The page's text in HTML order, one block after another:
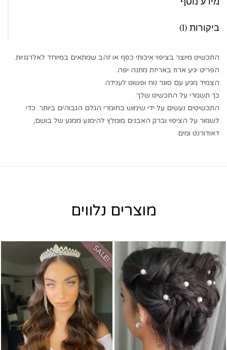
ביקורות (1)
התכשיט מיוצר בציפוי איכותי כסף או זהב שמתאים במיוחד לאלרגניות.
הפריט יגיע ארוז באריזת מתנה יפה.
הצמיד מגיע עם סוגר נוח ופשוט לענידה.
כך תשמרי על התכשיט שלך:
התכשיטים נעשים על ידי שימוש בחומרי הגלם הגבוהים ביותר. כדי
לשמור על הציפוי וברק האבנים מומלץ להימנע ממגע של בושם,
דאודורנט ומים
מוצרים נלווים
SALE!